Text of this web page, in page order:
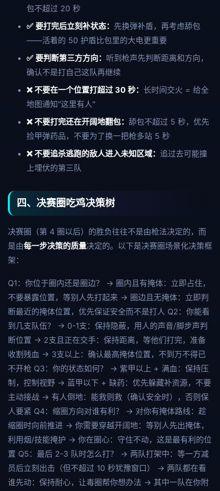
包不超过 20 秒
✅ 要打完后立刻补状态： 先换弹补盾，再考虑舔包
——活着的 50 护盾比包里的大电更重要
✅ 要判断第三方方向： 听到枪声先判断距离和方向，
确认不是打自己这队再继续
❌ 不要在一个位置打超过 30 秒： 长时间交火 = 给全
地图通知"这里有人"
❌ 不要打完还在开阔地翻包： 舔包不超过 5 秒，优先
捡甲弹药品，不要为了换一把枪多站 5 秒
❌ 不要追杀逃跑的敌人进入未知区域： 追过去可能撞
上埋伏的第三队
四、决赛圈吃鸡决策树
决赛圈（第 4 圈以后）的胜负往往不是由枪法决定的，而
是由每一步决策的质量决定的。以下是决赛圈场景化决策框
架：
Q1：你位于圈内还是圈边？
→ 圈内且有掩体：立即占住，
不要暴露位置，等别人先打起来 → 圈边且无掩体：立即判
断最近的掩体位置，优先保证安全而不是打人 Q2：你能看
到几支队伍？
→ 0-1支：保持隐蔽，用人的声音/脚步声判
断位置 → 2支且正在交手：保持距离，等他们打完，准备
收割残血 → 3支以上：确认最高掩体位置，不到万不得已
不开枪 Q3：你的状态如何？
→ 紫甲以上 + 满血：保持压
制，控制视野 → 蓝甲以下 + 缺药：优先躲藏补资源，不要
主动接战 → 有人倒地：能救则救（确认安全时），否则保
人要紧 Q4：缩圈方向对谁有利？
→ 对你有掩体路线：趁
缩圈时向前推进 → 你需要穿越开阔地：等别人先出掩体，
利用烟/技能掩护 → 你在圈心：守住不动，这是最有利的位
置 Q5：最后 2-3 队时怎么打？
→ 两队打架中：等一方减
员后立刻出击（但不超过 10 秒犹豫窗口） → 两队都在看
谁先动：保持耐心，让毒圈帮你想办法 → 其中一队在你附